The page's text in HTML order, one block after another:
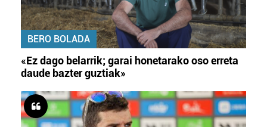
BERO BOLADA
«Ez dago belarrik; garai honetarako oso erreta
daude bazter guztiak»